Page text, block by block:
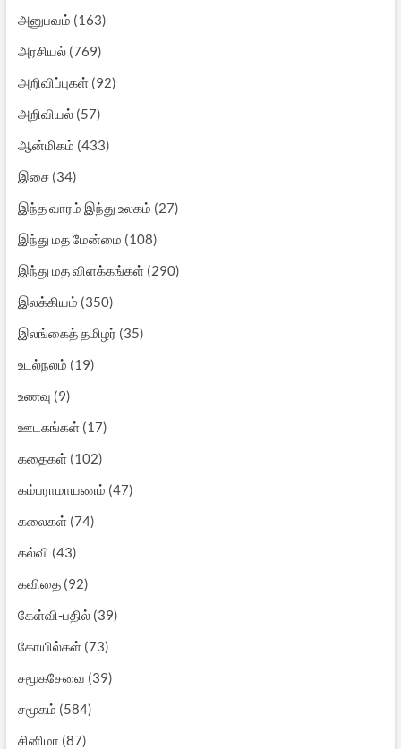
அனுபவம் (163)
அரசியல்(769)
அறிவிப்புகள்(92)
அறிவியல்(57)
ஆன்மிகம் (433)
இசை(34)
இந்த வாரம் இந்து உலகம் (27)
இந்து மத மேன்மை (108)
இந்து மத விளக்கங்கள்(290)
இலக்கியம் (350)
இலங்கைத் தமிழர் (35)
உடல்நலம் (19)
உணவு (9)
ஊடகங்கள்(17)
கதைகள்(102)
கம்பராமாயணம் (47)
கலைகள்(74)
கல்வி (43)
கவிதை(92)
கேள்வி-பதில்(39)
கோயில்கள்(73)
சமூகசேவை (39)
சமூகம் (584)
சினிமா (87)